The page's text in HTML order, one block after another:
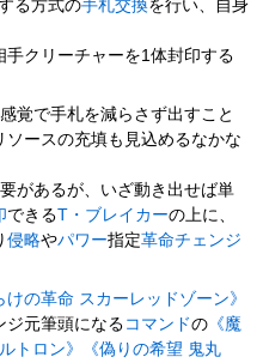
る方式の手札交換を行い、自身
手クリーチャーを1体封印する
覚で手札を減らさず出すこと
ソースの充填も見込めるなかな
があるが、いざ動き出せば単
できるT・ブレイカーの上に、
侵略やパワー指定革命チェンジ
けの革命 スカーレッドゾーン》
ジ元筆頭になる コマンドの 《魔
トロン》
《偽りの希望 鬼丸